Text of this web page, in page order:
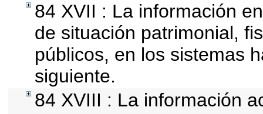
84 XVII : La información
de situación patrimonial,
públicos, en los sistemas
siguiente.
84 XVIII : La información